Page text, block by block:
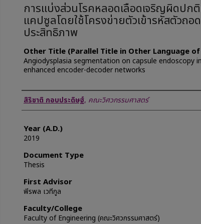
การแบ่งส่วนโรคหลอดเลือดเจริญผิดป
แคปซูลโดยใช้โครงข่ายตัวเข้ารหัสตัวถอ
ประสิทธิภาพ
Other Title (Parallel Title in Other Language of
Angiodysplasia segmentation on capsule endoscopy
enhanced encoder-decoder networks
Author
สิริชาติ กอบประดิษฐ์, คณะวิศวกรรมศาสตร์
Year (A.D.)
2019
Document Type
Thesis
First Advisor
พีรพล เวทีกูล
Faculty/College
Faculty of Engineering (คณะวิศวกรรมศาสตร์)